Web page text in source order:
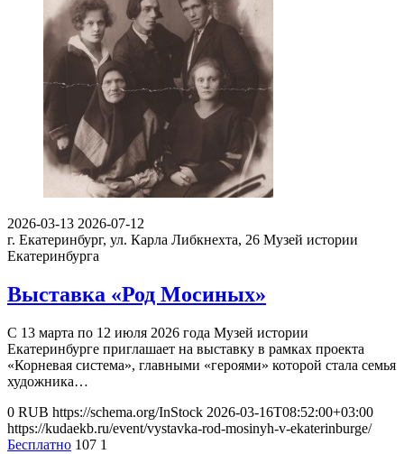
2026-03-13 2026-07-12
г. Екатеринбург, ул. Карла Либкнехта, 26 Музей истории
Екатеринбурга
Выставка «Род Мосиных»
С 13 марта по 12 июля 2026 года Музей истории
Екатеринбурге приглашает на выставку в рамках проекта
«Корневая система», главными «героями» которой стала семья
художника…
0 RUB https://schema.org/InStock 2026-03-16T08:52:00+03:00
https://kudaekb.ru/event/vystavka-rod-mosinyh-v-ekaterinburge/
Бесплатно 107 1